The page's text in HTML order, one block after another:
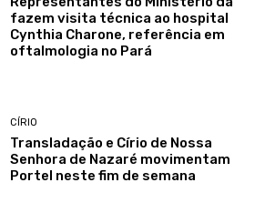
fazem visita técnica ao hospital
Cynthia Charone, referência em
oftalmologia no Pará
CÍRIO
Transladação e Círio de Nossa
Senhora de Nazaré movimentam
Portel neste fim de semana